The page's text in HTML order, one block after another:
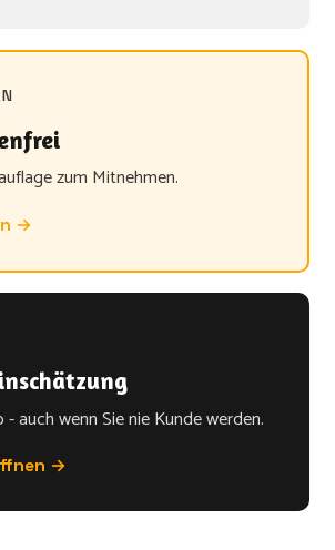
zum Mitnehmen.
→
auch wenn Sie nie Kunde werden.
→